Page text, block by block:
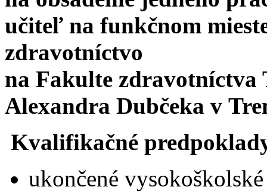
učiteľ na funkčnom
zdravotníctvo
na Fakulte zdravotníctva
Alexandra Dubčeka v
Kvalifikačné
ukončené